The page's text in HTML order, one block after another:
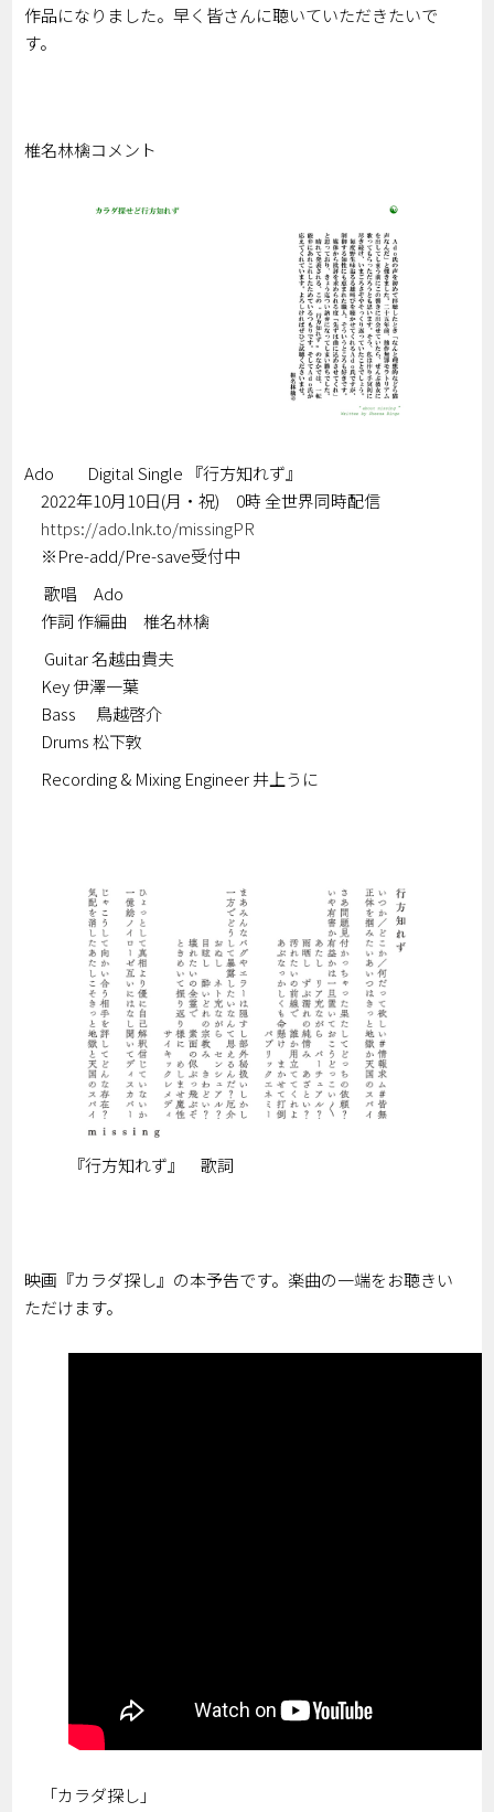
作品になりました。早く皆さんに聴いていただきたいで
す。
椎名林檎コメント
Ado Digital Single 『行方知れず』
2022年10月10日(月・祝) 0時 全世界同時配信
https://ado.lnk.to/missingPR
※Pre-add/Pre-save受付中
歌唱 Ado
作詞 作編曲 椎名林檎
Guitar 名越由貴夫
Key 伊澤一葉
Bass 鳥越啓介
Drums 松下敦
Recording & Mixing Engineer 井上うに
『行方知れず』 歌詞
映画『カラダ探し』の本予告です。楽曲の一端をお聴きい
ただけます。
「カラダ探し」